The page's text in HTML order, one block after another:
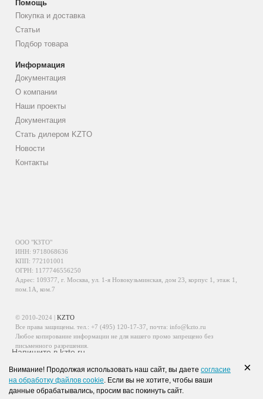
Помощь
Покупка и доставка
Статьи
Подбор товара
Информация
Документация
О компании
Наши проекты
Документация
Стать дилером KZTO
Новости
Контакты
ООО "КЗТО"
ИНН: 9718068636
КПП: 772101001
ОГРН: 1177746556250
Адрес: 109377, г. Москва, ул. 1-я Новокузьминская, дом 23, корпус 1, этаж 1,
пом.1А, ком.7
© 2010-2024 |KZTO
Все права защищены. тел.: +7 (495) 120-17-37 , почта: info@kzto.ru
Любое копирование информации не для нашего промо запрещено без
письменного разрешения.
Информация, размещенная на сайте, не является публичной офертой.
Политика обработки персональных данных
Политика конфиденциальности персональных данных
Напишите в kzto.ru
WhatsApp Telegram
×
Внимание! Продолжая использовать наш сайт, вы даете согласие
на обработку файлов cookie. Если вы не хотите, чтобы ваши
данные обрабатывались, просим вас покинуть сайт.